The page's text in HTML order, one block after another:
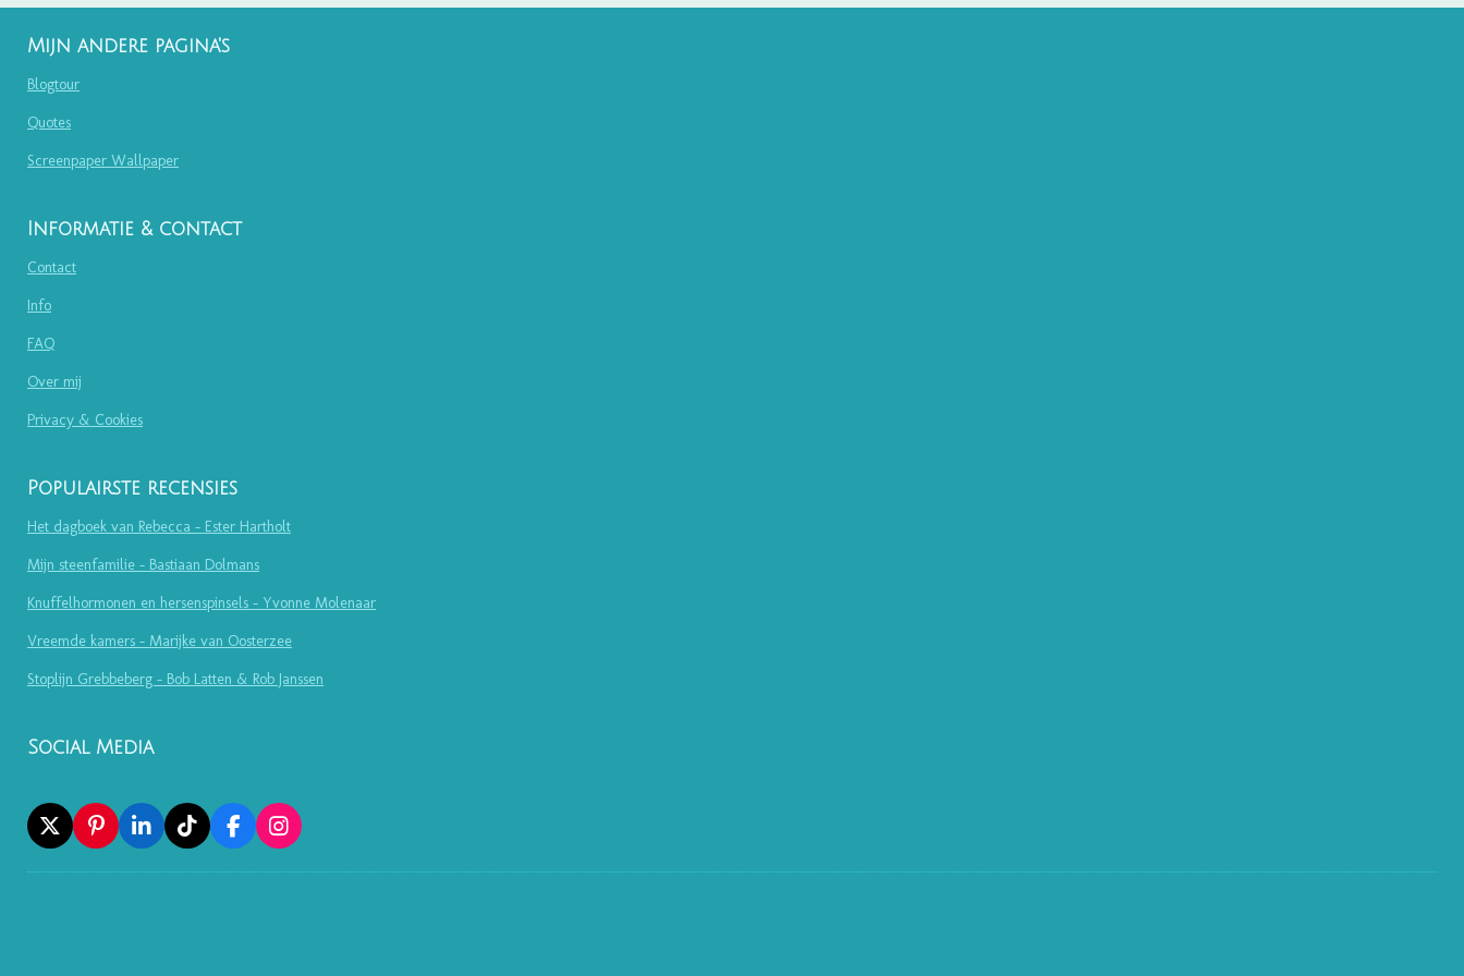
Mijn andere pagina's
Blogtour
Quotes
Screenpaper Wallpaper
Informatie & contact
Contact
Info
FAQ
Over mij
Privacy & Cookies
Populairste recensies
Het dagboek van Rebecca - Ester Hartholt
Mijn steenfamilie - Bastiaan Dolmans
Knuffelhormonen en hersenspinsels - Yvonne Molenaar
Vreemde kamers - Marijke van Oosterzee
Stoplijn Grebbeberg - Bob Latten & Rob Janssen
Social Media
X
P
I
N
L
I
N
T
I
K
F
A
C
I
N
S